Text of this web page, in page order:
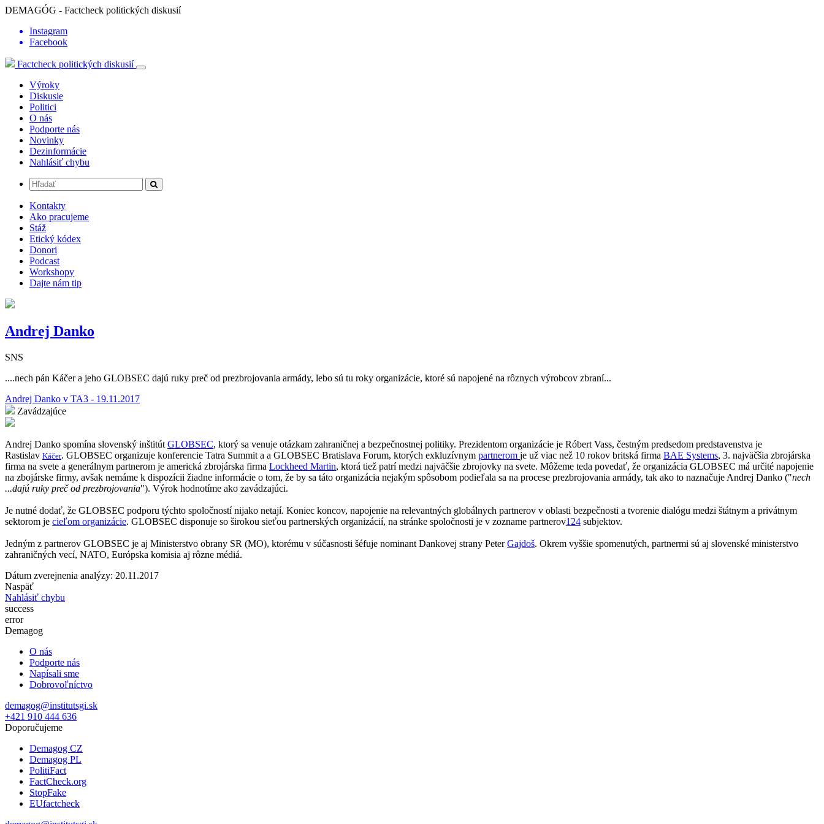
DEMAGÓG - Factcheck politických diskusií
Instagram
Facebook
Factcheck politických diskusií
Výroky
Diskusie
Politici
O nás
Podporte nás
Novinky
Dezinformácie
Nahlásiť chybu
Kontakty
Ako pracujeme
Stáž
Etický kódex
Donori
Podcast
Workshopy
Dajte nám tip
Andrej Danko
SNS
....nech pán Káčer a jeho GLOBSEC dajú ruky preč od prezbrojovania armády, lebo sú tu roky organizácie, ktoré sú napojené na rôznych výrobcov zbraní...
Andrej Danko v TA3 - 19.11.2017
Zavádzajúce
Andrej Danko spomína slovenský inštitút GLOBSEC, ktorý sa venuje otázkam zahraničnej a bezpečnostnej politiky. Prezidentom organizácie je Róbert Vass, čestným predsedom predstavenstva je
Rastislav Káčer. GLOBSEC organizuje konferencie Tatra Summit a a GLOBSEC Bratislava Forum, ktorých exkluzívnym partnerom je už viac než 10 rokov britská firma BAE Systems, 3. najväčšia zbrojárska
firma na svete a generálnym partnerom je americká zbrojárska firma Lockheed Martin, ktorá tiež patrí medzi najväčšie zbrojovky na svete. Môžeme teda povedať, že organizácia GLOBSEC má určité napojenie
na zbojárske firmy, avšak nemáme k dispozícii žiadne informácie o tom, že by sa táto organizácia nejakým spôsobom podieľala sa na procese prezbrojovania armády, tak ako to naznačuje Andrej Danko ("nech
...dajú ruky preč od prezbrojovania"). Výrok hodnotíme ako zavádzajúci.
Je nutné dodať, že GLOBSEC podporu týchto spoločností nijako netají. Koniec koncov, napojenie na relevantných globálnych partnerov v oblasti bezpečnosti a tvorenie dialógu medzi štátnym a privátnym
sektorom je cieľom organizácie. GLOBSEC disponuje so širokou sieťou partnerských organizácií, na stránke spoločnosti je v zozname partnerov124 subjektov.
Jedným z partnerov GLOBSEC je aj Ministerstvo obrany SR (MO), ktorému v súčasnosti šéfuje nominant Dankovej strany PeterGajdoš. Okrem vyššie spomenutých, partnermi sú aj slovenské ministerstvo
zahraničných vecí, NATO, Európska komisia aj rôzne médiá.
Dátum zverejnenia analýzy: 20.11.2017
Naspäť
Nahlásiť chybu
success
error
Demagog
O nás
Podporte nás
Napísali sme
Dobrovoľníctvo
demagog@institutsgi.sk
+421 910 444 636
Doporučujeme
Demagog CZ
Demagog PL
PolitiFact
FactCheck.org
StopFake
EUfactcheck